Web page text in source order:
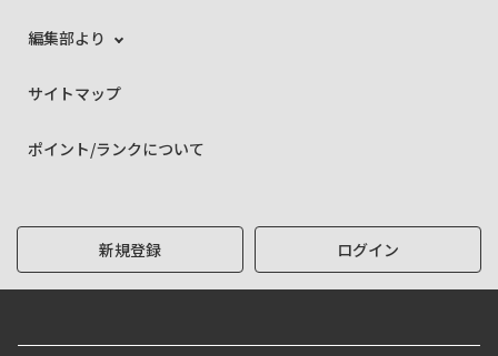
編集部より
サイトマップ
ポイント/ランクについて
新規登録 ログイン